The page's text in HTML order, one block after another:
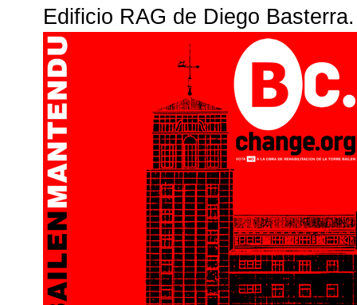
Edificio RAG de Diego Basterra.